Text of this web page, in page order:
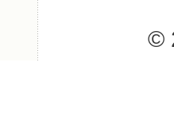
©